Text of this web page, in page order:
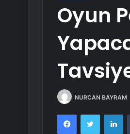
Oyun
NURCAN BAYRAM
FacebookTwitter